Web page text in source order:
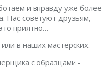
и вправду уже более
Нас советуют друзьям,
приятно…
в наших мастерских.
с образцами -